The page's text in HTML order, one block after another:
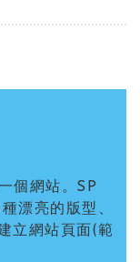
個網站。SP
漂亮的版型、
立網站頁面(範